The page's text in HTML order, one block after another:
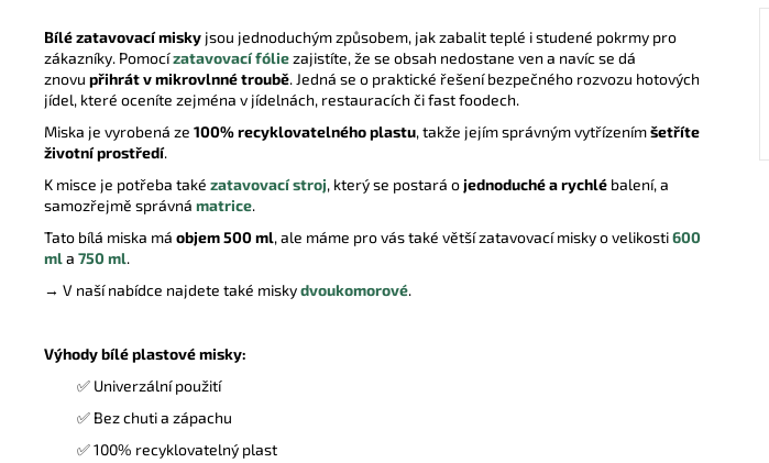
Bílé zatavovací misky jsou jednoduchým způsobem, jak zabalit teplé i studené pokrmy pro
zákazníky. Pomocízatavovací fóliezajistíte, že se obsah nedostane ven a navíc se dá
znovu přihrát v mikrovlnné troubě. Jedná se o praktické řešení bezpečného rozvozu hotových
jídel, které oceníte zejména v jídelnách, restauracích či fast foodech.
Miska je vyrobená ze 100% recyklovatelného plastu, takže jejím správným vytřízenímšetříte
životní prostředí.
K misce je potřeba také zatavovací stroj, který se postará ojednoduché a rychlé balení, a
samozřejmě správná matrice.
Tato bílá miska má objem 500 ml, ale máme pro vás také větší zatavovací misky o velikosti600
mla 750 ml.
→ V naší nabídce najdete také miskydvoukomorové.
Výhody bílé plastové misky:
✅ Univerzální použití
✅ Bez chuti a zápachu
✅ 100% recyklovatelný plast